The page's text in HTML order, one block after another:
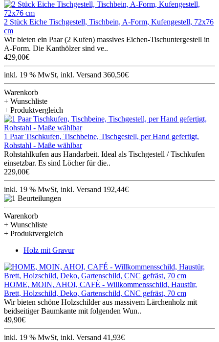
2 Stück Eiche Tischgestell, Tischbein, A-Form, Kufengestell, 72x76
cm
Wir bieten ein Paar (2 Kufen) massives Eichen-Tischuntergestell in
A-Form. Die Kanthölzer sind ve..
429,00€
inkl. 19 % MwSt, inkl. Versand 360,50€
Warenkorb
+ Wunschliste
+ Produktvergleich
1 Paar Tischkufen, Tischbeine, Tischgestell, per Hand gefertigt,
Rohstahl - Maße wählbar
Rohstahlkufen aus Handarbeit. Ideal als Tischgestell / Tischkufen
einsetzbar. Es sind Löcher für die..
229,00€
inkl. 19 % MwSt, inkl. Versand 192,44€
Warenkorb
+ Wunschliste
+ Produktvergleich
Holz mit Gravur
HOME, MOIN, AHOI, CAFÉ - Willkommensschild, Haustür,
Brett, Holzschild, Deko, Gartenschild, CNC gefräst, 70 cm
Wir bieten schöne Holzschilder aus massivem Lärchenholz mit
beidseitiger Baumkante mit folgenden Wun..
49,90€
inkl. 19 % MwSt, inkl. Versand 41,93€